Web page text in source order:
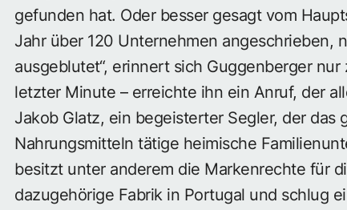
gefunden hat. Oder besser gesagt vom
Jahr über 120 Unternehmen angeschrieben,
ausgeblutet“, erinnert sich Guggenberger
letzter Minute – erreichte ihn ein Anruf, der
Jakob Glatz, ein begeisterter Segler, der
Nahrungsmitteln tätige heimische
besitzt unter anderem die Markenrechte für
dazugehörige Fabrik in Portugal und schlug